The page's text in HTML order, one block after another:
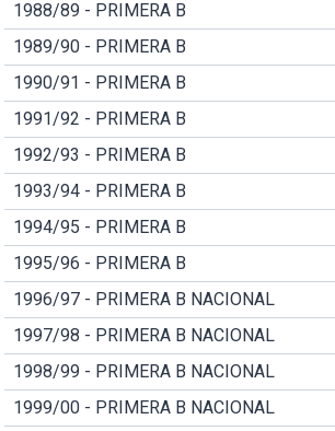
1988/89 - PRIMERA B
1989/90 - PRIMERA B
1990/91 - PRIMERA B
1991/92 - PRIMERA B
1992/93 - PRIMERA B
1993/94 - PRIMERA B
1994/95 - PRIMERA B
1995/96 - PRIMERA B
1996/97 - PRIMERA B NACIONAL
1997/98 - PRIMERA B NACIONAL
1998/99 - PRIMERA B NACIONAL
1999/00 - PRIMERA B NACIONAL